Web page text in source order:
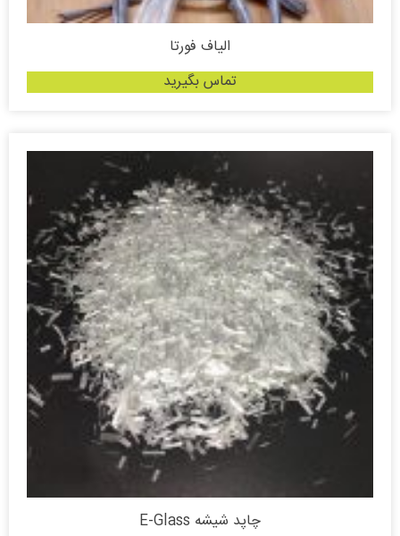
الیاف فورتا
تماس بگیرید
چاپد شیشه E-Glass